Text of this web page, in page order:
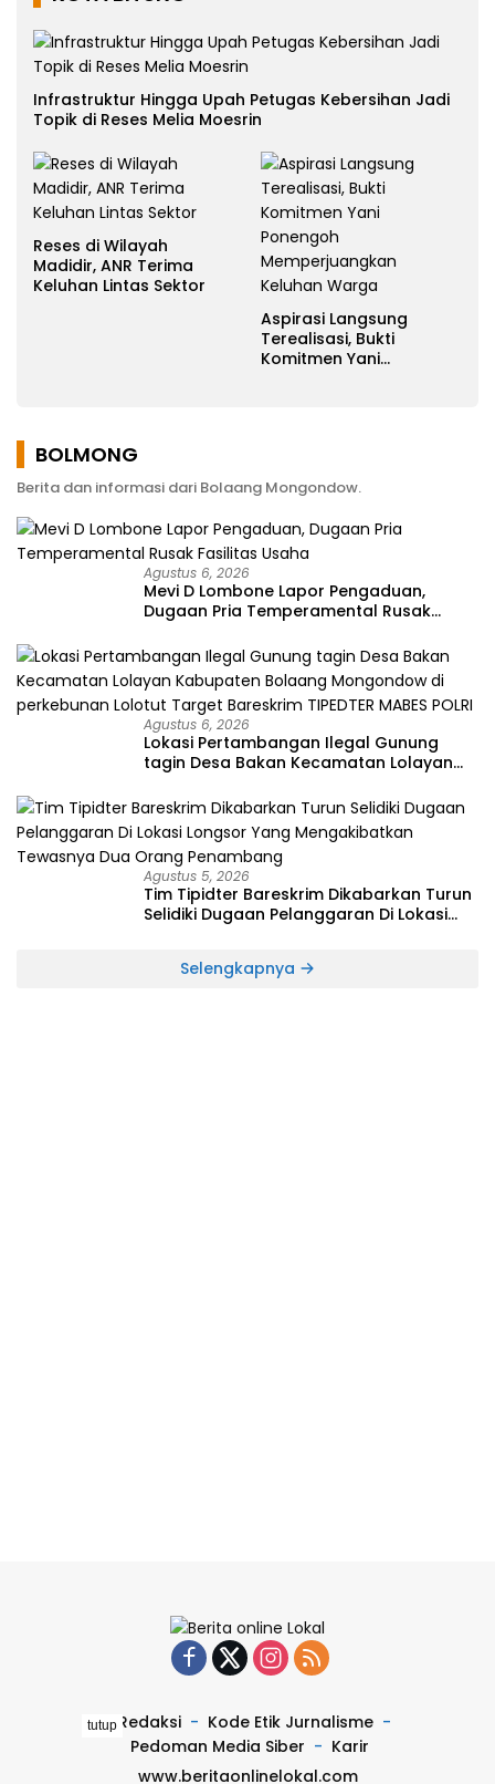
Infrastruktur Hingga Upah Petugas Kebersihan Jadi
Topik di Reses Melia Moesrin
Reses di Wilayah
Madidir, ANR Terima
Keluhan Lintas Sektor
Aspirasi Langsung
Terealisasi, Bukti
Komitmen Yani
BOLMONG
Berita dan informasi dari Bolaang Mongondow.
Agustus 6, 2026
Mevi D Lombone Lapor Pengaduan,
Dugaan Pria Temperamental Rusak
Agustus 6, 2026
Lokasi Pertambangan Ilegal Gunung
tagin Desa Bakan Kecamatan Lolayan
perkebunan Lolotut Target Bareskrim
TIPEDTER MABES POLRI
Agustus 5, 2026
Tim Tipidter Bareskrim Dikabarkan Turun
Selidiki Dugaan Pelanggaran Di Lokasi
Selengkapnya
Redaksi
Kode Etik Jurnalisme
Pedoman Media Siber
Karir
www.beritaonlinelokal.com
tutup